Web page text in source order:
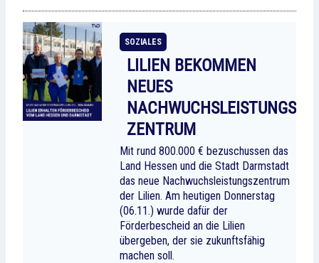
SOZIALES
LILIEN BEKOMMEN
NEUES
NACHWUCHSLEISTUNGS
ZENTRUM
Mit rund 800.000 € bezuschussen das
Land Hessen und die Stadt Darmstadt
das neue Nachwuchsleistungszentrum
der Lilien. Am heutigen Donnerstag
(06.11.) wurde dafür der
Förderbescheid an die Lilien
übergeben, der sie zukunftsfähig
machen soll.